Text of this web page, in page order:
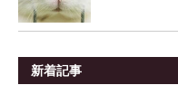
新着記事